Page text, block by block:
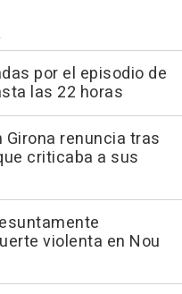
por el episodio de
las 22 horas
Girona renuncia tras
criticaba a sus
violenta en Nou